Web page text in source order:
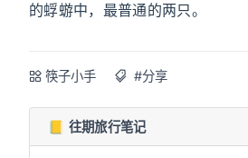
的蜉蝣中，最普通的两只。
筷子小手 #分享
📒 往期旅行笔记